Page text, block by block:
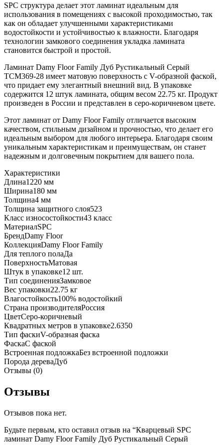
SPC структура делает этот ламинат идеальным для
использования в помещениях с высокой проходимостью, так
как он обладает улучшенными характеристиками
водостойкости и устойчивостью к влажности. Благодаря
технологии замкового соединения укладка ламината
становится быстрой и простой.
Ламинат Damy Floor Family Дуб Рустикальный Cерый
TCM369-28 имеет матовую поверхность с V-образной фаской,
что придает ему элегантный внешний вид. В упаковке
содержится 12 штук ламината, общим весом 22.75 кг. Продукт
произведен в России и представлен в серо-коричневом цвете.
Этот ламинат от Damy Floor Family отличается высоким
качеством, стильным дизайном и прочностью, что делает его
идеальным выбором для любого интерьера. Благодаря своим
уникальным характеристикам и преимуществам, он станет
надежным и долговечным покрытием для вашего пола.
Характеристики
Длина1220 мм
Ширина180 мм
Толщина4 мм
Толщина защитного слоя523
Класс износостойкости43 класс
МатериалSPC
БрендDamy Floor
КоллекцияDamy Floor Family
Для теплого полаДа
ПоверхностьМатовая
Штук в упаковке12 шт.
Тип соединенияЗамковое
Вес упаковки22.75 кг
Влагостойкость100% водостойкий
Страна производителяРоссия
ЦветСеро-коричневый
Квадратных метров в упаковке2.6350
Тип фаскиV-образная фаска
ФаскаС фаской
Встроенная подложкаБез встроенной подложки
Порода дереваДуб
Отзывы (0)
Отзывы
Отзывов пока нет.
Будьте первым, кто оставил отзыв на “Кварцевый SPC
ламинат Damy Floor Family Дуб Рустикальный Cерый